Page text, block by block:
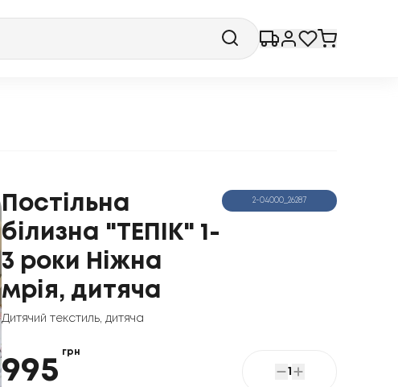
Постільна
білизна "ТЕПІК" 1-
3 роки Ніжна
мрія, дитяча
Дитячий текстиль, дитяча
2-04000_26287
995
грн
1